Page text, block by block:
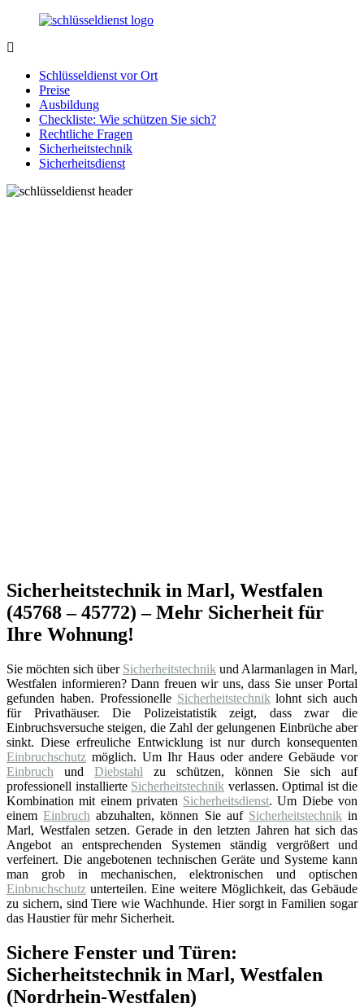
Zurück
Inhalt
Notlage
wird
gelöst!
Schlüsseldienst vor Ort
Preise
Ausbildung
Checkliste: Wie schützen Sie sich?
Rechtliche Fragen
Sicherheitstechnik
Sicherheitsdienst
Sicherheitstechnik in Marl, Westfalen
(45768 – 45772) – Mehr Sicherheit für
Ihre Wohnung!
Sie möchten sich über Sicherheitstechnik und Alarmanlagen in Marl,
Westfalen informieren? Dann freuen wir uns, dass Sie unser Portal
gefunden haben. Professionelle Sicherheitstechniklohnt sich auch
für Privathäuser. Die Polizeistatistik zeigt, dass zwar die
Einbruchsversuche steigen, die Zahl der gelungenen Einbrüche aber
sinkt. Diese erfreuliche Entwicklung ist nur durch konsequenten
Einbruchschutz möglich. Um Ihr Haus oder andere Gebäude vor
Einbruch und Diebstahl zu schützen, können Sie sich auf
professionell installierte Sicherheitstechnik verlassen. Optimal ist die
Kombination mit einem privaten Sicherheitsdienst. Um Diebe von
einemEinbruch abzuhalten, können Sie auf Sicherheitstechnikin
Marl, Westfalen setzen. Gerade in den letzten Jahren hat sich das
Angebot an entsprechenden Systemen ständig vergrößert und
verfeinert. Die angebotenen technischen Geräte und Systeme kann
man grob in mechanischen, elektronischen und optischen
Einbruchschutz unterteilen. Eine weitere Möglichkeit, das Gebäude
zu sichern, sind Tiere wie Wachhunde. Hier sorgt in Familien sogar
das Haustier für mehr Sicherheit.
Sichere Fenster und Türen:
Sicherheitstechnik in Marl, Westfalen
(Nordrhein-Westfalen)